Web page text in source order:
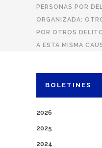
PERSONAS POR
ORGANIZADA:
POR OTROS
A ESTA MISMA
BOLETINES
2026
2025
2024